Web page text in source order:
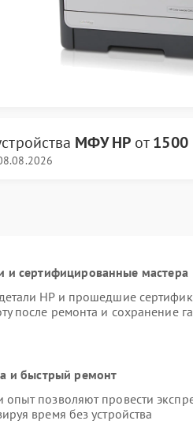
МФУ HPот1500
и сертифицированные мастера
HP и прошедшие
после ремонта и сохранение
и быстрый ремонт
позволяют провести
время без устройства